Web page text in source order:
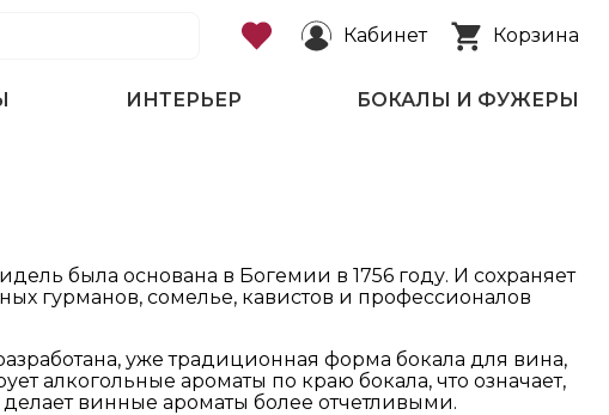
Кабинет Корзина
ИНТЕРЬЕР БОКАЛЫ И ФУЖЕРЫ
была основана в Богемии в 1756 году. И сохраняет
гурманов, сомелье, кавистов и профессионалов
уже традиционная форма бокала для вина,
алкогольные ароматы по краю бокала, что означает,
делает винные ароматы более отчетливыми.